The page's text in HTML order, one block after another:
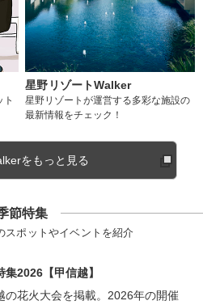
ト
星野リゾートWalker
星野リゾートが運営する多彩な施設の
最新情報をチェック！
をもっと見る
節特集
スポットやイベントを紹介
集2026【甲信越】
の花火大会を掲載。2026年の開催